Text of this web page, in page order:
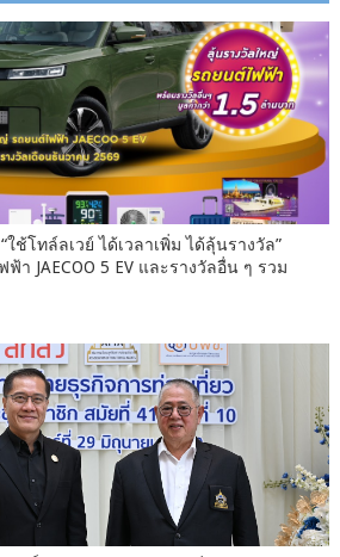
ใช้โทล์ลเวย์ ได้เวลาเพิ่ม ได้ลุ้นรางวัล”
JAECOO 5 EV และรางวัลอื่น ๆ รวม